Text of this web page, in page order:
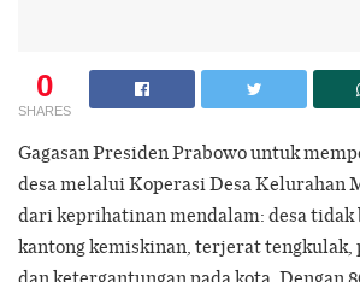
0
SHARES
Gagasan Presiden Prabowo untuk
desa melalui Koperasi Desa Kelurahan
dari keprihatinan mendalam: desa
kantong kemiskinan, terjerat tengkulak,